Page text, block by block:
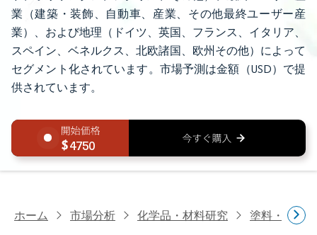
業（建築・装飾、自動車、産業、その他最終ユーザー産
業）、および地理（ドイツ、英国、フランス、イタリア、
スペイン、ベネルクス、北欧諸国、欧州その他）によって
セグメント化されています。市場予測は金額（USD）で提
供されています。
4750
ホーム 市場分析 化学品・材料研究 塗料・コー